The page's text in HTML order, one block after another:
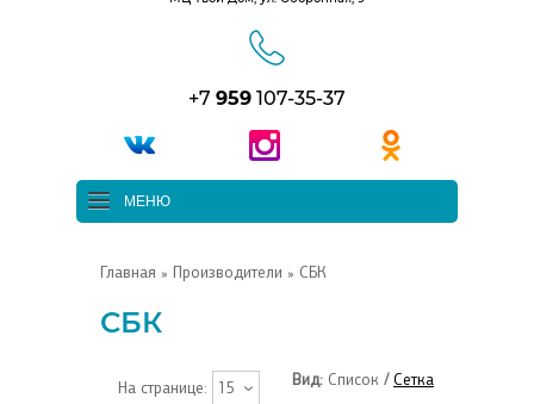
+7 959 107-35-37
МЕНЮ
Главная » Производители » СБК
СБК
Вид: Список / Сетка
На странице:
15